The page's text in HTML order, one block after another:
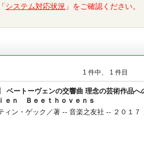
システム対応状況 」をご確認ください。
1 件中、 1 件目
ベートーヴェンの交響曲 理念の芸術作品
ｅｎ Ｂｅｅｔｈｏｖｅｎｓ
ィン・ゲック／著 -- 音楽之友社 -- ２０１